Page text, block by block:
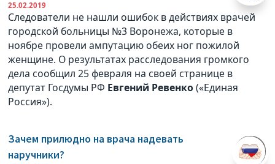
25.02.2019
Следователи не нашли ошибок в действиях врачей
городской больницы №3 Воронежа, которые в
ноябре провели ампутацию обеих ног пожилой
женщине. О результатах расследования громкого
дела сообщил 25 февраля на своей странице в
депутат Госдумы РФ Евгений Ревенко(«Единая
Россия»).
Зачем прилюдно на врача надевать
наручники?